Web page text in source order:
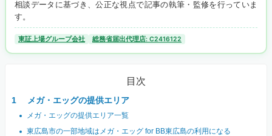
相談データに基づき、公正な視点で記事の執筆・監修を行っていま
す。
東証上場グループ会社 総務省届出代理店: C2416122
目次
メガ・エッグの提供エリア
メガ・エッグの提供エリア一覧
東広島市の一部地域はメガ・エッグ for BB東広島の利用になる